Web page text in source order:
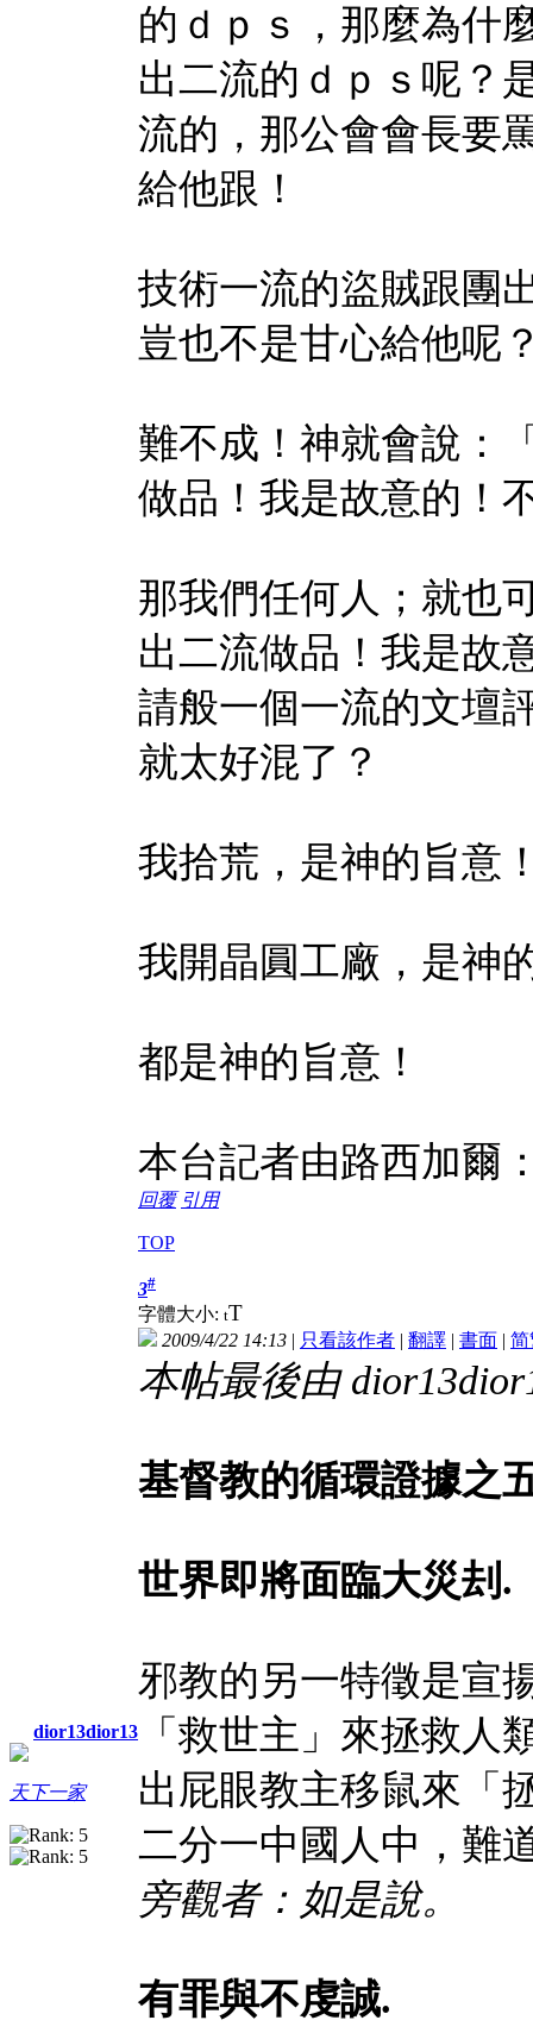
的ｄｐｓ，那麼為什
出二流的ｄｐｓ呢？
流的，那公會會長要
給他跟！
技術一流的盜賊跟團
豈也不是甘心給他呢
難不成！神就會說：
做品！我是故意的！
那我們任何人；就也
出二流做品！我是故
請般一個一流的文壇
就太好混了？
我拾荒，是神的旨意
我開晶圓工廠，是神
都是神的旨意！
本台記者由路西加爾
回覆 引用
TOP
dior13dior13
天下一家
3#
字體大小: tT
2009/4/22 14:13 | 只看該作者 | 翻譯 | 書面 | 简
本帖最後由
基督教的循環證據之
世界即將面臨大災刦 .
邪教的另一特徵是宣
「救世主」來拯救人
出屁眼教主移鼠來「
二分一中國人中，難
旁觀者：如是說。
有罪與不虔誠.